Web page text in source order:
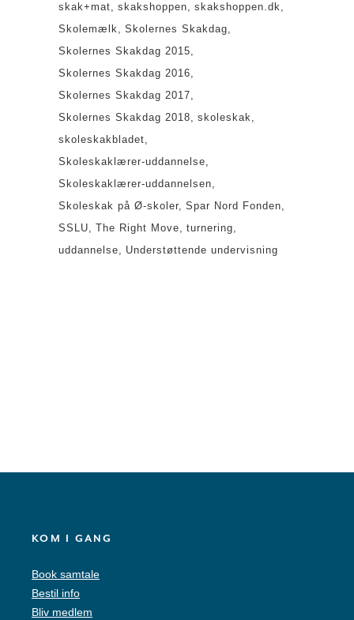
skak+mat
skakshoppen
skakshoppen.dk
Skolemælk
Skolernes Skakdag
Skolernes Skakdag 2015
Skolernes Skakdag 2016
Skolernes Skakdag 2017
Skolernes Skakdag 2018
skoleskak
skoleskakbladet
Skoleskaklærer-uddannelse
Skoleskaklærer-uddannelsen
Skoleskak på Ø-skoler Spar Nord Fonden
SSLU
The Right Move
turnering
uddannelse
Understøttende undervisning
KOM I GANG
Book samtale
Bestil info
Bliv medlem